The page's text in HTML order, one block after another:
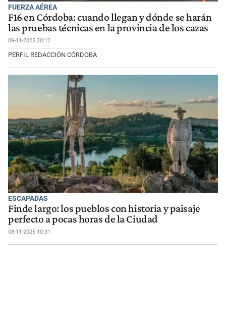
FUERZA AÉREA
F16 en Córdoba: cuando llegan y dónde se harán
las pruebas técnicas en la provincia de los cazas
09-11-2025 20:12
PERFIL REDACCIÓN CÓRDOBA
ESCAPADAS
Finde largo: los pueblos con historia y paisaje
perfecto a pocas horas de la Ciudad
08-11-2025 10:31